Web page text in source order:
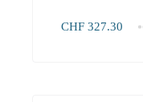
CHF 327.30
1+